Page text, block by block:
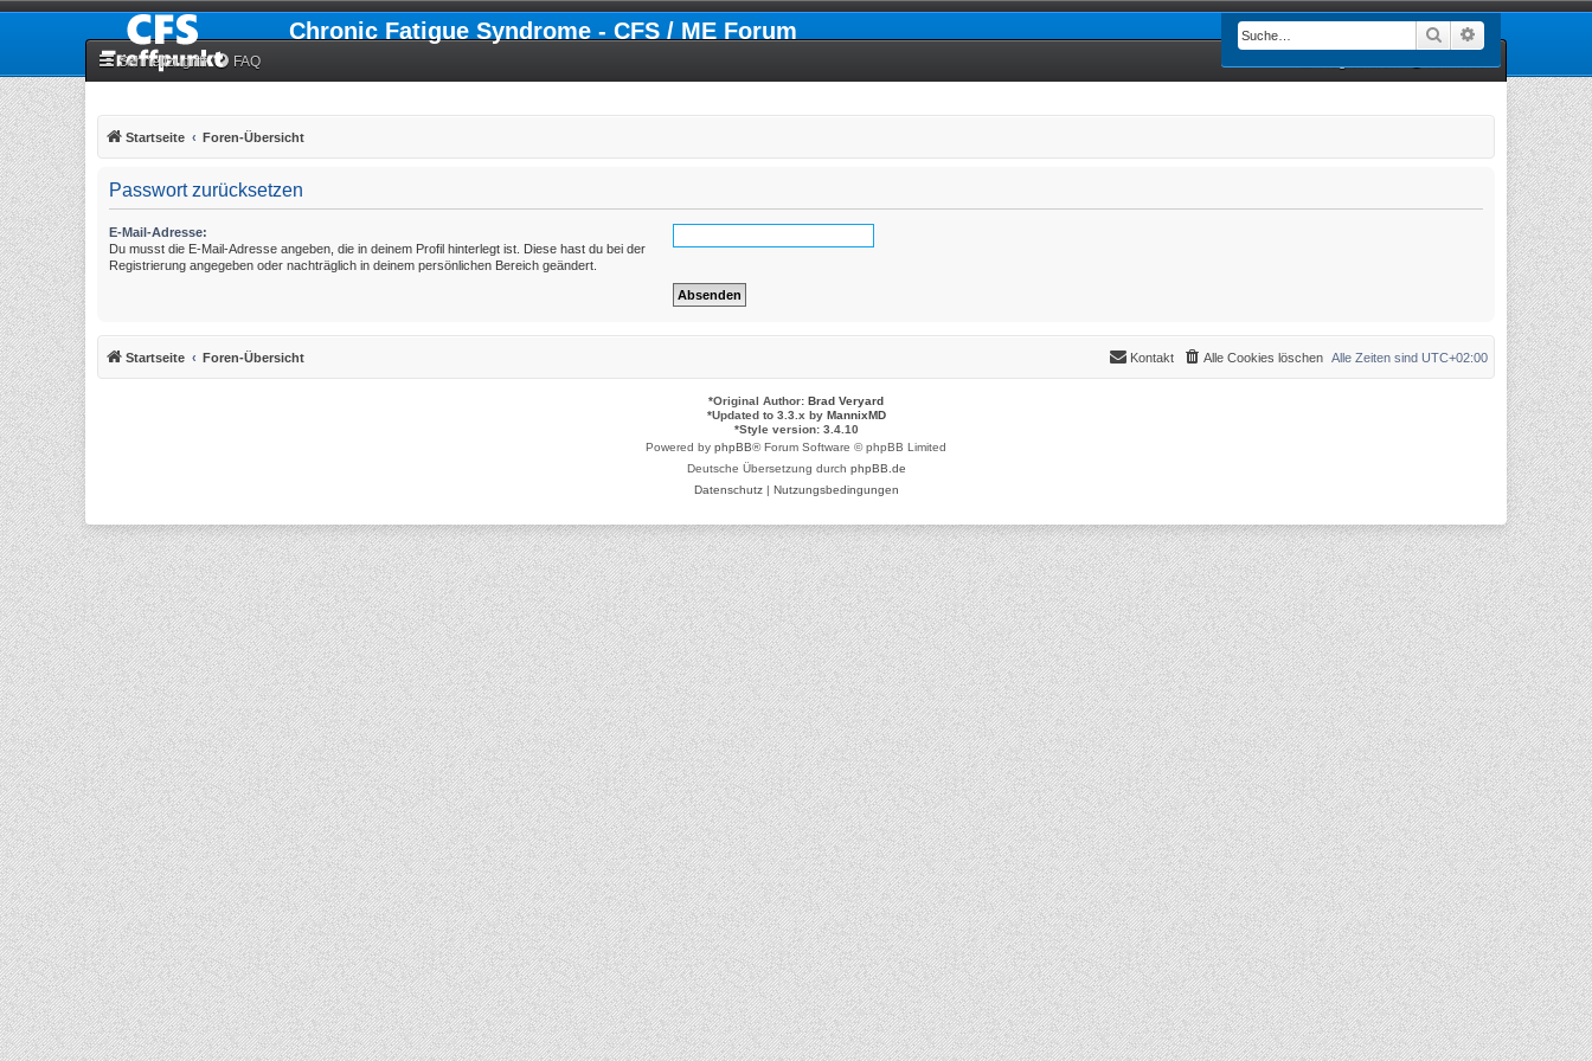
Chronic Fatigue Syndrome - CFS / ME Forum Suche
Schnellzugriff FAQ
Startseite Foren-Übersicht
Passwort zurücksetzen
E-Mail-Adresse:
Du musst die E-Mail-Adresse angeben, die in deinem Profil hinterlegt ist. Diese hast du bei der
Registrierung angegeben oder nachträglich in deinem persönlichen Bereich geändert.
Startseite Foren-Übersicht Alle Zeiten sind UTC+02:00
Alle Cookies löschen
Kontakt
*Original Author: Brad Veryard
*Updated to 3.3.x by MannixMD
*Style version: 3.4.10
Powered by phpBB® Forum Software © phpBB Limited
Deutsche Übersetzung durch phpBB.de
Datenschutz| Nutzungsbedingungen